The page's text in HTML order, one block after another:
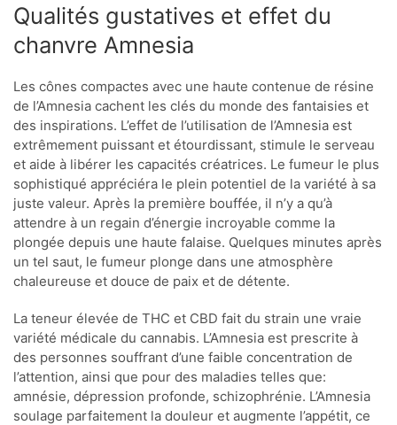
Qualités gustatives et effet du
chanvre Amnesia
Les cônes compactes avec une haute contenue de résine
de l’Amnesia cachent les clés du monde des fantaisies et
des inspirations. L’effet de l’utilisation de l’Amnesia est
extrêmement puissant et étourdissant, stimule le serveau
et aide à libérer les capacités créatrices. Le fumeur le plus
sophistiqué appréciéra le plein potentiel de la variété à sa
juste valeur. Après la première bouffée, il n’y a qu’à
attendre à un regain d’énergie incroyable comme la
plongée depuis une haute falaise. Quelques minutes après
un tel saut, le fumeur plonge dans une atmosphère
chaleureuse et douce de paix et de détente.
La teneur élevée de THC et CBD fait du strain une vraie
variété médicale du cannabis. L’Amnesia est prescrite à
des personnes souffrant d’une faible concentration de
l’attention, ainsi que pour des maladies telles que:
amnésie, dépression profonde, schizophrénie. L’Amnesia
soulage parfaitement la douleur et augmente l’appétit, ce